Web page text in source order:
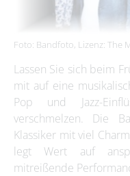
Foto: Bandfoto, Lizenz: The
Lassen Sie sich beim
mit auf eine
Pop und Jazz-
verschmelzen. Die
Klassiker mit viel
legt Wert auf
mitreißende